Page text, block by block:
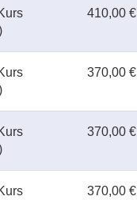
410,00 €
370,00 €
370,00 €
370,00 €